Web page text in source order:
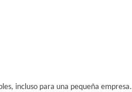
incluso para una pequeña empresa.